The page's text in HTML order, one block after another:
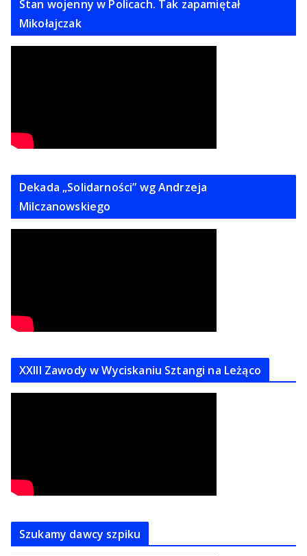
Stan wojenny w Policach. Tak zapamiętał
Mikołajczak
Dekada „Solidarności” wg Andrzeja
Milczanowskiego
XXIII Zawody w Wyciskaniu Sztangi na Leżąco
Szukamy dawcy szpiku